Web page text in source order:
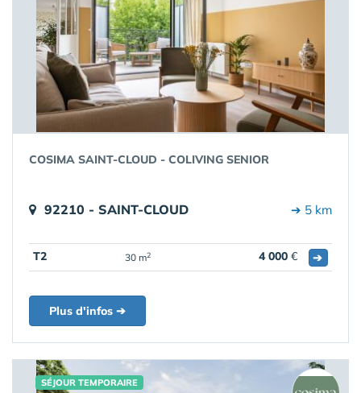
COSIMA SAINT-CLOUD - COLIVING SENIOR
92210 - SAINT-CLOUD ➔ 5 km
T2 30 m2 4 000 € ➔
Plus d'infos ➔
SÉJOUR TEMPORAIRE